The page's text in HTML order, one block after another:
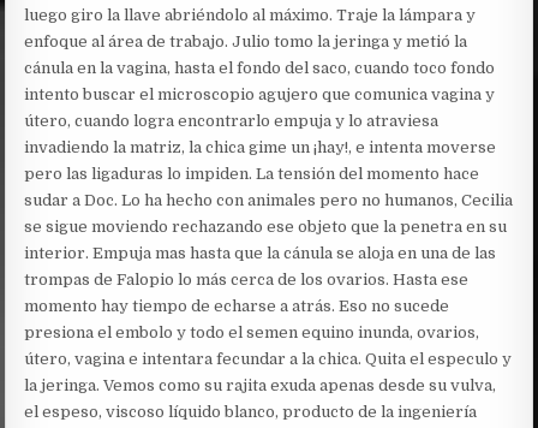
luego giro la llave abriéndolo al máximo. Traje la lámpara y
enfoque al área de trabajo. Julio tomo la jeringa y metió la
cánula en la vagina, hasta el fondo del saco, cuando toco fondo
intento buscar el microscopio agujero que comunica vagina y
útero, cuando logra encontrarlo empuja y lo atraviesa
invadiendo la matriz, la chica gime un ¡hay!, e intenta moverse
pero las ligaduras lo impiden. La tensión del momento hace
sudar a Doc. Lo ha hecho con animales pero no humanos, Cecilia
se sigue moviendo rechazando ese objeto que la penetra en su
interior. Empuja mas hasta que la cánula se aloja en una de las
trompas de Falopio lo más cerca de los ovarios. Hasta ese
momento hay tiempo de echarse a atrás. Eso no sucede
presiona el embolo y todo el semen equino inunda, ovarios,
útero, vagina e intentara fecundar a la chica. Quita el especulo y
la jeringa. Vemos como su rajita exuda apenas desde su vulva,
el espeso, viscoso líquido blanco, producto de la ingeniería